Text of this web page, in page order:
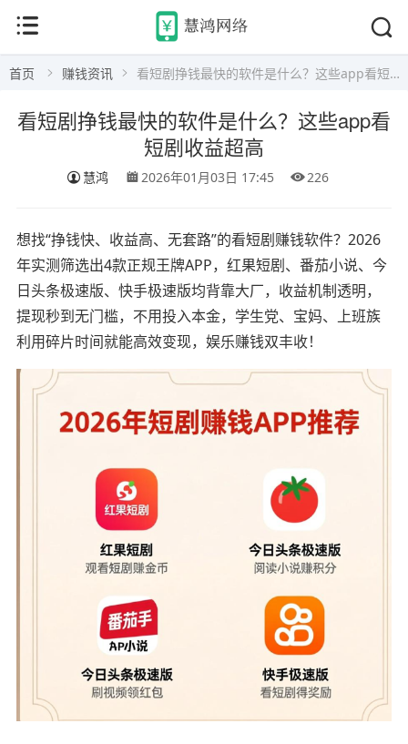
首页 赚钱资讯 看短剧挣钱最快的软件是什么？这些app看短剧收益超高
看短剧挣钱最快的软件是什么？这些app看
短剧收益超高
慧鸿 2026年01月03日 17:45 226
想找“挣钱快、收益高、无套路”的看短剧赚钱软件？2026
年实测筛选出4款正规王牌APP，红果短剧、番茄小说、今
日头条极速版、快手极速版均背靠大厂，收益机制透明，
提现秒到无门槛，不用投入本金，学生党、宝妈、上班族
利用碎片时间就能高效变现，娱乐赚钱双丰收！